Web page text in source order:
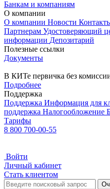
Банкам и компаниям
О компании
О компании Новости
Партнерам Удостоверяющий
информации Депозитарий
Полезные ссылки
Документы
В КИТе первичка без
Подробнее
Поддержка
Поддержка Информация для
поддержка Налогообложение
Тарифы
8 800 700-00-55
Войти
Личный кабинет
Стать клиентом